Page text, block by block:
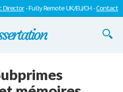
Director- Fully Remote UK/EU/CH -Contact